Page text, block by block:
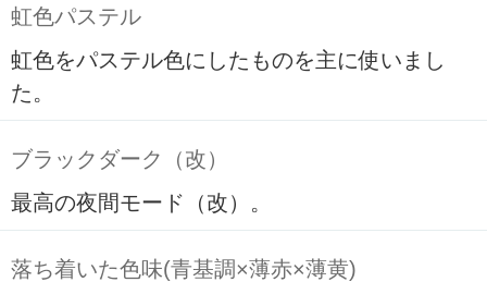
虹色パステル
虹色をパステル色にしたものを主に使いまし
た。
ブラックダーク（改）
最高の夜間モード（改）。
落ち着いた色味(青基調×薄赤×薄黄)